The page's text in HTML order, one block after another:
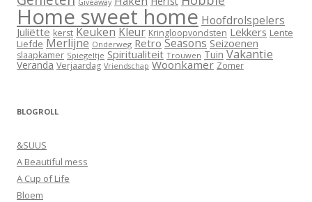
Giveaway
Home sweet home Hoofdrolspelers
Juliëtte kerst KeukenKleur Kringloopvondsten Lekkers Lente
Liefde Merlijne Onderweg Retro Seasons Seizoenen
slaapkamer Spiegeltje Spiritualiteit Trouwen Tuin Vakantie
Veranda Verjaardag Vriendschap Woonkamer Zomer
BLOGROLL
&SUUS
A Beautiful mess
A Cup of Life
Bloem